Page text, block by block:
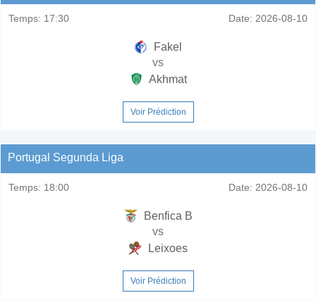
Temps: 17:30 Date: 2026-08-10
Fakel
vs
Akhmat
Voir Prédiction
Portugal Segunda Liga
Temps: 18:00 Date: 2026-08-10
Benfica B
vs
Leixoes
Voir Prédiction